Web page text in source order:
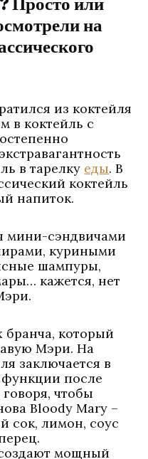
на
из коктейля
в коктейль с
в тарелку еды. В
коктейль
напиток.
мини-сэндвичами
куриными
шампуры,
кажется, нет
бранча, который
Мэри. На
заключается в
функции после
чтобы
Bloody Mary –
сок, лимон, соус
мощный